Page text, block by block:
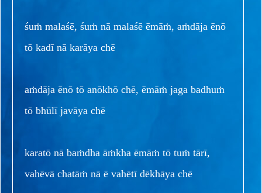
śuṁ malaśē, śuṁ nā malaśē ēmāṁ, aṁdāja ēnō
tō kadī nā karāya chē
aṁdāja ēnō tō anōkhō chē, ēmāṁ jaga badhuṁ
tō bhūlī javāya chē
karatō nā baṁdha āṁkha ēmāṁ tō tuṁ tārī,
vahēvā chatāṁ nā ē vahētī dēkhāya chē